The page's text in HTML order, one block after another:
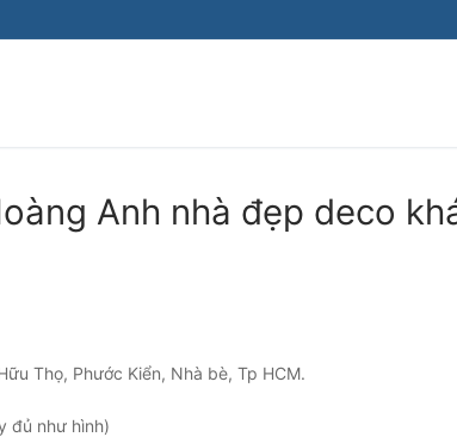
Anh nhà đẹp deco
Thọ, Phước Kiển, Nhà bè, Tp HCM.
đủ như hình)